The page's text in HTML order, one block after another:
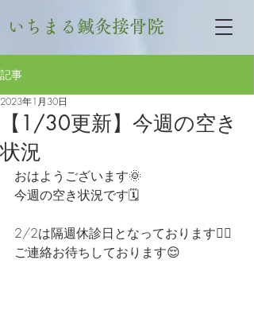
いちまる鍼灸接骨院
記事
【1/30更新】今週の空き
状況
2023年1月30日
おはようございます🌞
今週の空き状況です🗓
2/2は隔週休診日となっております🙇‍♀
ご連絡お待ちしております😌